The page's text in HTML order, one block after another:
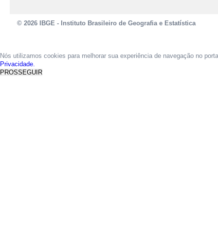
© 2026 IBGE - Instituto Brasileiro de Geografia e Estatística
Nós utilizamos cookies para melhorar sua experiência de navegação no
Privacidade.
PROSSEGUIR